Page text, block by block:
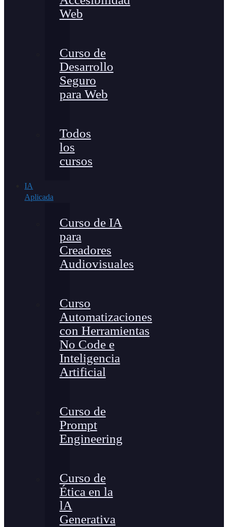
Web
Curso de
Desarrollo
Seguro
para Web
Todos
los
cursos
IA
Aplicada
Curso de IA
para
Creadores
Audiovisuales
Curso
Automatizaciones
con Herramientas
No Code e
Inteligencia
Artificial
Curso de
Prompt
Engineering
Curso de
Ética en la
lA
Generativa